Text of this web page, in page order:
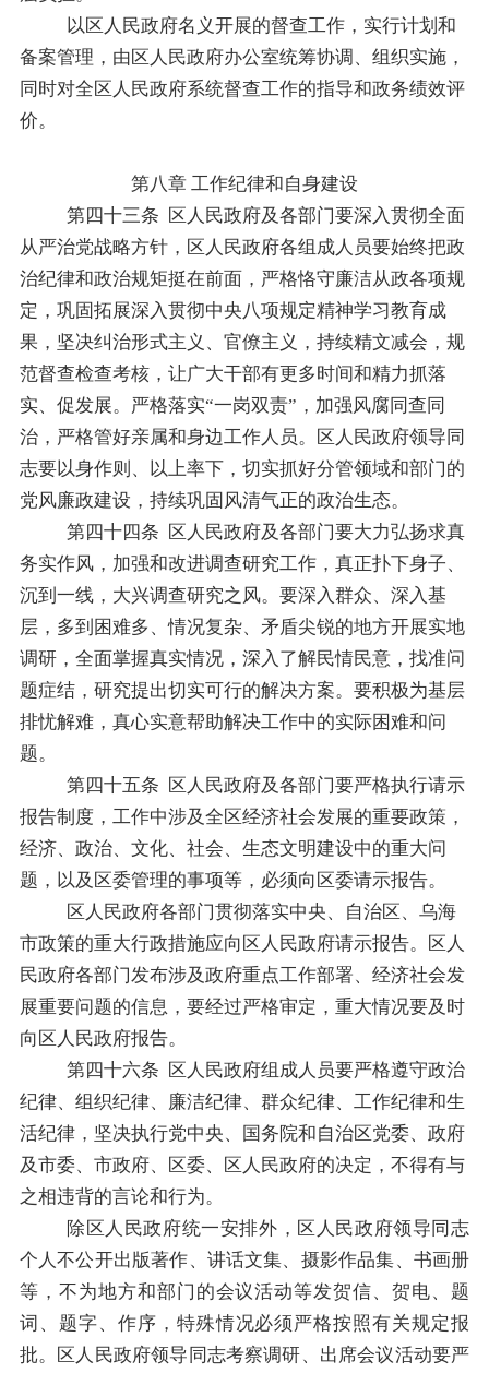
以区人民政府名义开展的督查工作，实行计划和
备案管理，由区人民政府办公室统筹协调、组织实施，
同时对全 区人民政府系统督查工作的指导和政务绩效评
价。
第八章 工作纪律和自身建设
第四十三条
区人民政府及各部门要深入贯彻全面
从严治党战略方针， 区人民政府各组成人员要始终把政
治纪律和政治规矩挺在前面，严格恪守廉洁从政各项规
定， 巩固拓展深入贯彻中央八项规定精神学习教育成
果，坚决纠治形式主义、官僚主义，持续精文减会，规
范督查检查考核，让广大干部有更多时间和精力抓落
实、促发展。严格落实“一岗双责” ，加强风腐同查同
治， 严格管好亲属和身边工作人员。 区人民政府领导同
志要以身作则、以上率下，切实抓好分管领域和部门的
党风廉政建设，持续巩固风清气正的政治生态。
第四十四条
区人民政府及各部门要大力弘扬求真
务实作风，加强和改进调查研究工作，真正扑下身子、
沉到一线，大兴调查研究之风。要深入群众、深入基
层，多到困难多、情况复杂、矛盾尖锐的地方开展实地
调研，全面掌握真实情况，深入了解民情民意，找准问
题症结，研究提出切实可行的解决方案。要积极为基层
排忧解难，真心实意帮助解决工作中的实际困难和问
题。
第四十五条
区人民政府及各部门要严格执行请示
报告制度，工作中涉及全区经济社会发展的重要政策，
经济、政治、文化、社会、生态文明建设中的重大问
题，以及区委管理的事项等，必须向区委请示报告。
区人民政府各部门贯彻落实中央、自治区、 乌海
市政策的重大行政措施应向区人民政府请示报告。区人
民政府各部门发布涉及政府重点工作部署、经济社会发
展重要问题的信息，要经过严格审定，重大情况要及时
向区人民政府报告。
第四十六条
区人民政府组成人员要严格遵守政治
纪律、组织纪律、廉洁纪律、群众纪律、工作纪律和生
活纪律，坚决执行党中央、国务院和自治区党委、政府
及市委、市政府、区委、
区人民政府的决定，不得有与
之相违背的言论和行为。
除 区人民政府统一安排外， 区人民政府领导同志
个 人不公开出版著作、讲话文集、摄影作品集、书画册
等，不为地方和部门的会议活动等发贺信、贺电、题
词、题字、 作序 ， 特殊情况必须严格按照有关规定报
批。区人民政府领导同志考察调研、出席会议活动要严